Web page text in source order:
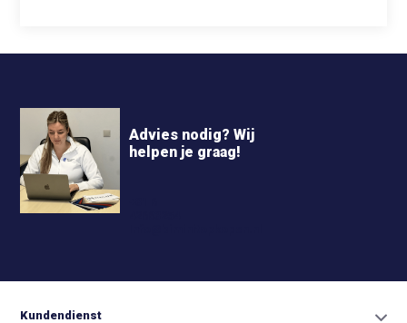
Advies nodig? Wij
helpen je graag!
Kundendienst